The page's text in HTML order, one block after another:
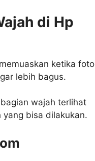
di Hp
ketika foto
lebih bagus.
wajah terlihat
bisa dilakukan.